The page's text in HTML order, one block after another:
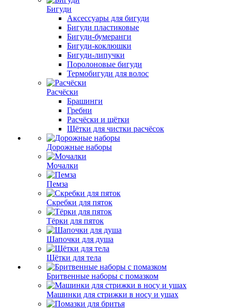
Бигуди
Аксессуары для бигуди
Бигуди пластиковые
Бигуди-бумеранги
Бигуди-коклюшки
Бигуди-липучки
Поролоновые бигуди
Термобигуди для волос
Расчёски
Брашинги
Гребни
Расчёски и щётки
Щётки для чистки расчёсок
Дорожные наборы
Мочалки
Пемза
Скребки для пяток
Тёрки для пяток
Шапочки для душа
Щётки для тела
Бритвенные наборы с помазком
Машинки для стрижки в носу и ушах